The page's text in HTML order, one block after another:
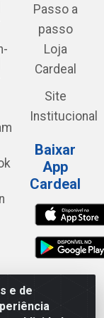
e de
Passo a
passo
Loja
Cardeal
Site
Institucional
Baixar
App
Cardeal
582 - Alto
- CNPJ